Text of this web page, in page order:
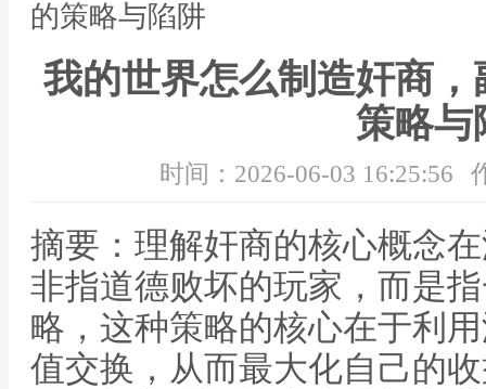
的策略与陷阱
我的世界怎么制造奸商
策略与
时间：2026-06-03 16:25:56
摘要：理解奸商的核心概念
非指道德败坏的玩家，而是
略，这种策略的核心在于利
值交换，从而最大化自己的